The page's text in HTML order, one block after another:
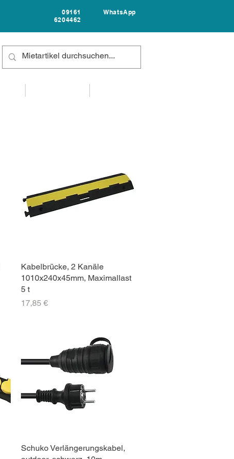
09161
6204462
WhatsApp
Kabelbrücke, 2 Kanäle
1010x240x45mm, Maximallast
5 t
Preis
17,85 €
Schuko Verlängerungskabel,